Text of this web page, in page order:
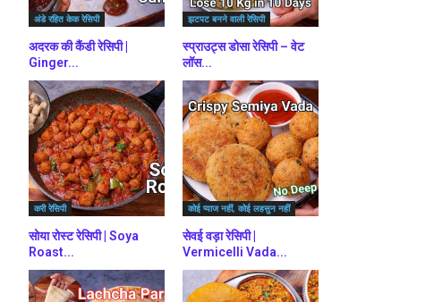
अंडे रहित केक रेसिपी
अदरक की कैंडी रेसिपी |
Ginger...
झटपट बनने वाली रेसिपी
स्प्राउट्स डोसा रेसिपी – वेट
लॉस...
करी रेसिपी
सोया रोस्ट रेसिपी | Soya
Roast...
कोई प्याज नहीं, कोई लहसुन नहीं
सेवई वड़ा रेसिपी |
Vermicelli Vada...